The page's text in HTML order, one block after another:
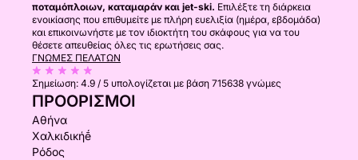
ποταμόπλοιων, καταμαράν και jet-ski. Επιλέξτε τη διάρκεια
ενοικίασης που επιθυμείτε με πλήρη ευελιξία (ημέρα, εβδομάδα)
και επικοινωνήστε με τον ιδιοκτήτη του σκάφους για να του
θέσετε απευθείας όλες τις ερωτήσεις σας.
ΓΝΏΜΕΣ ΠΕΛΑΤΏΝ
Σημείωση: 4.9 / 5 υπολογίζεται με βάση 715638 γνώμες
ΠΡΟΟΡΙΣΜΟΊ
Αθήνα
Χαλκιδικήḗ
Ρόδος